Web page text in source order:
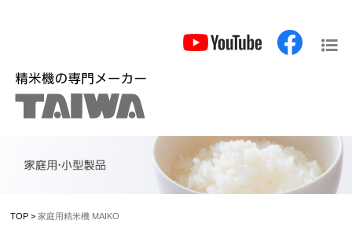
TOP >家庭用精米機 MAIKO